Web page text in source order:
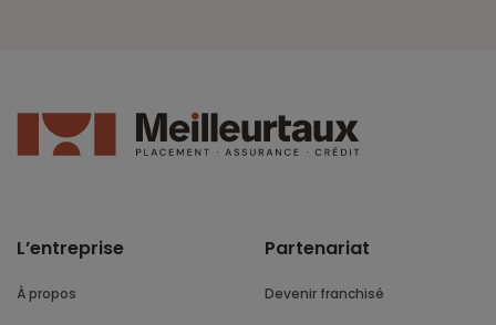
L’entreprise
À propos
Partenariat
Devenir franchisé